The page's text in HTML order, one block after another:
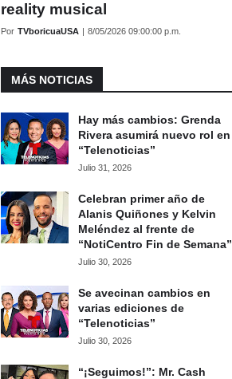
reality musical
Por TVboricuaUSA | 8/05/2026 09:00:00 p.m.
MÁS NOTICIAS
Hay más cambios: Grenda
Rivera asumirá nuevo rol en
“Telenoticias”
Julio 31, 2026
Celebran primer año de
Alanis Quiñones y Kelvin
Meléndez al frente de
“NotiCentro Fin de Semana”
Julio 30, 2026
Se avecinan cambios en
varias ediciones de
“Telenoticias”
Julio 30, 2026
“¡Seguimos!”: Mr. Cash